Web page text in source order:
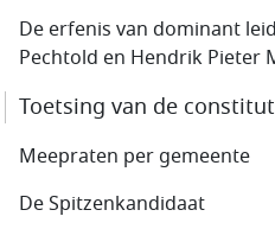
De erfenis van dominant
Pechtold en Hendrik Pieter
Toetsing van de
Meepraten per gemeente
De Spitzenkandidaat